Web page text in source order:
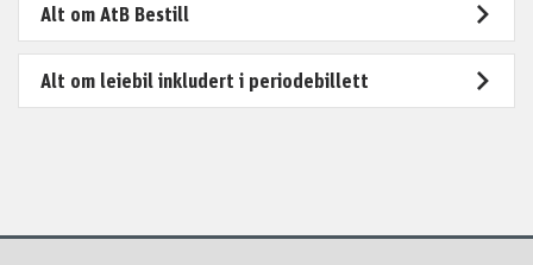
Alt om AtB Bestill
Alt om leiebil inkludert i periodebillett